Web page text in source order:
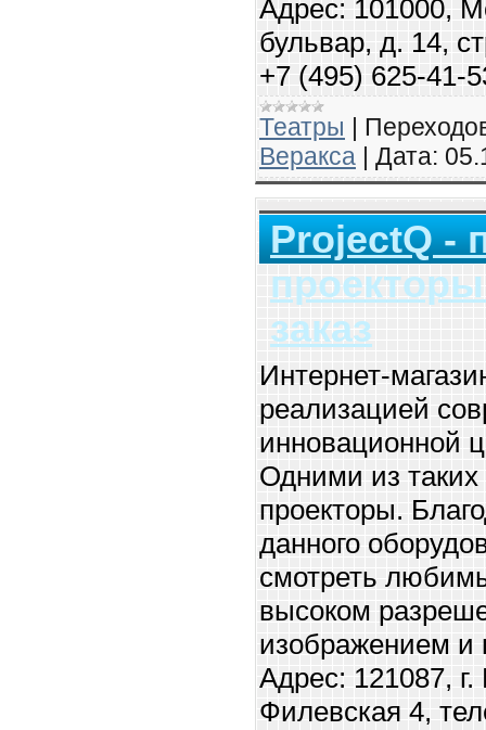
Адрес: 101000,
бульвар, д. 14,
+7 (495) 625-41-
Театры
Веракса
Дата:
ProjectQ -
заказ
Интернет-
реализацией
инновационной
Одними из
проекторы.
данного
смотреть
высоком
изображением и
Адрес: 121087,
Филевская 4,